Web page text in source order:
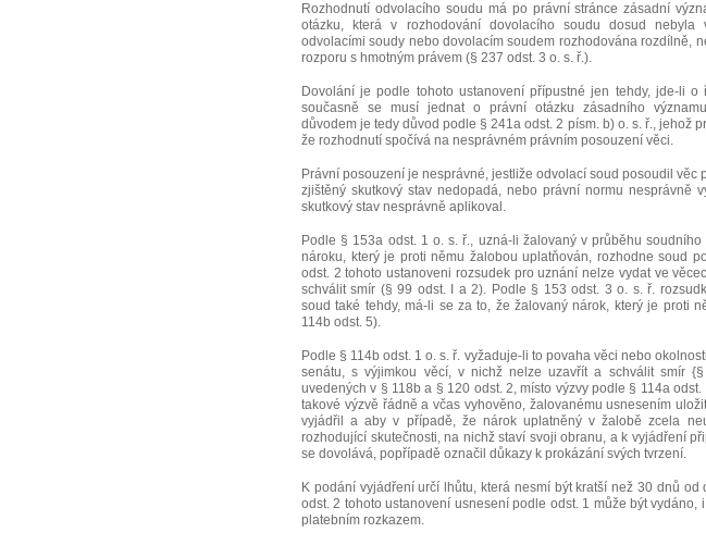
Rozhodnutí odvolacího soudu má po právní stránce zásadní
otázku, která v rozhodování dovolacího soudu dosud nebyla
odvolacími soudy nebo dovolacím soudem rozhodována rozdílně,
rozporu s hmotným právem (§ 237 odst. 3 o. s. ř.).
Dovolání je podle tohoto ustanovení přípustné jen tehdy, jde-li o
současně se musí jednat o právní otázku zásadního
důvodem je tedy důvod podle § 241a odst. 2 písm. b) o. s. ř., jehož
že rozhodnutí spočívá na nesprávném právním posouzení věci.
Právní posouzení je nesprávné, jestliže odvolací soud posoudil věc
zjištěný skutkový stav nedopadá, nebo právní normu nesprávně
skutkový stav nesprávně aplikoval.
Podle § 153a odst. 1 o. s. ř., uzná-li žalovaný v průběhu
nároku, který je proti němu žalobou uplatňován, rozhodne soud
odst. 2 tohoto ustanoveni rozsudek pro uznání nelze vydat ve
schválit smír (§ 99 odst. I a 2). Podle § 153 odst. 3 o. s. ř.
soud také tehdy, má-li se za to, že žalovaný nárok, který je proti
114b odst. 5).
Podle § 114b odst. 1 o. s. ř. vyžaduje-li to povaha věci nebo
senátu, s výjimkou věcí, v nichž nelze uzavřít a schválit smír
uvedených v § 118b a § 120 odst. 2, místo výzvy podle § 114a
takové výzvě řádně a včas vyhověno, žalovanému usnesením
vyjádřil a aby v případě, že nárok uplatněný v žalobě zcela
rozhodující skutečnosti, na nichž staví svoji obranu, a k vyjádření
se dovolává, popřípadě označil důkazy k prokázání svých tvrzení.
K podání vyjádření určí lhůtu, která nesmí být kratší než 30 dnů od
odst. 2 tohoto ustanovení usnesení podle odst. 1 může být vydáno,
platebním rozkazem.